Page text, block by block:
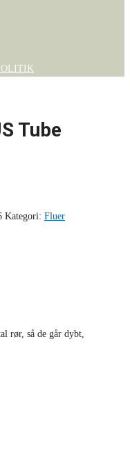
Tube
Kategori: Fluer
rør, så de går dybt,